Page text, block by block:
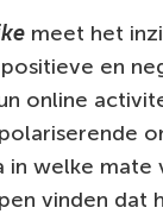
meet het
en
online
in welke mate
vinden dat